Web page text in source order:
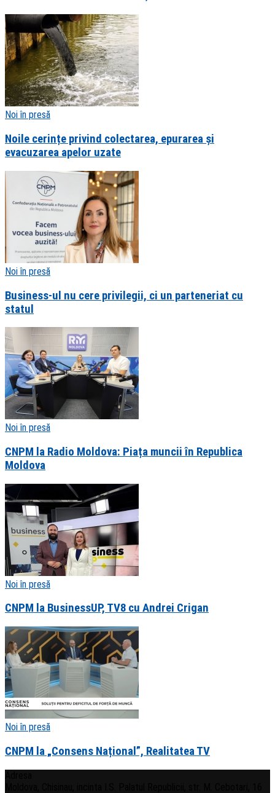
Noi în presă
Noile cerințe privind colectarea, epurarea și
evacuzarea apelor uzate
Noi în presă
Business-ul nu cere privilegii, ci un parteneriat cu
statul
Noi în presă
CNPM la Radio Moldova: Piața muncii în Republica
Moldova
Noi în presă
CNPM la BusinessUP, TV8 cu Andrei Crigan
Noi în presă
CNPM la „Consens Național”, Realitatea TV